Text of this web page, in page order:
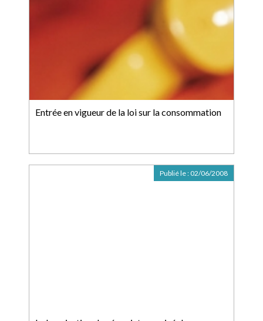
Entrée en vigueur de la loi sur la consommation
Publié le : 02/06/2008